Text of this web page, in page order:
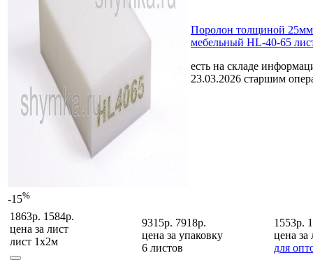
-15%
Поролон толщиной 25мм
мебельный HL-40-65
есть на складе
23.03.2026 старшим
1863р. 1584р.
цена за лист
лист 1х2м
9315р. 7918р.
цена за упаковку
6 листов
1553р.
цена за
для